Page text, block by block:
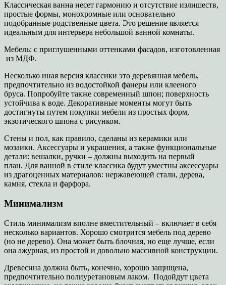
Классическая ванна несет гармонию и отсутствие излишеств,
простые формы, монохромные или основательно
подобранные родственные цвета. Это решение является
идеальным для интерьера небольшой ванной комнаты.
Мебель: с приглушенными оттенками фасадов, изготовленная
из МДФ.
Несколько иная версия классики это деревянная мебель,
предпочтительно из водостойкой фанеры или клееного
бруса. Попробуйте также современный шпон; поверхность
устойчива к воде. Декоративные моменты могут быть
достигнуты путем покупки мебели из простых форм,
экзотического шпона с рисунком.
Стены и пол, как правило, сделаны из керамики или
мозаики. Аксессуары и украшения, а также функциональные
детали: вешалки, ручки – должны выходить на первый
план. Для ванной в стиле классика будут уместны аксессуары
из драгоценных материалов: нержавеющей стали, дерева,
камня, стекла и фарфора.
Минимализм
Стиль минимализм вполне вместительный – включает в себя
несколько вариантов. Хорошо смотрится мебель под дерево
(но не дерево). Она может быть блочная, но еще лучше, если
она ажурная, из простой и довольно массивной конструкции.
Древесина должна быть, конечно, хорошо защищена,
предпочтительно полиуретановым лаком. Подойдут цвета